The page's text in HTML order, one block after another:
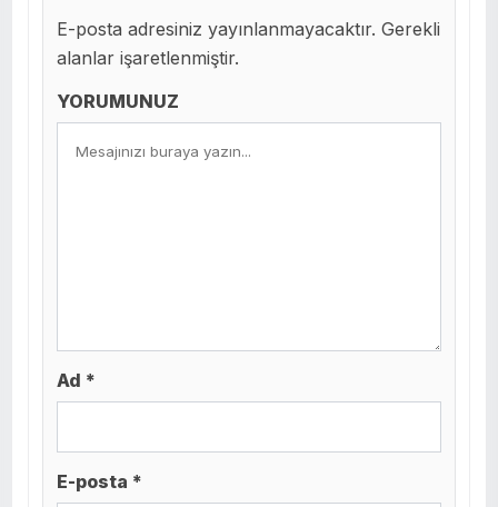
E-posta adresiniz yayınlanmayacaktır. Gerekli
alanlar işaretlenmiştir.
YORUMUNUZ
Ad *
E-posta *